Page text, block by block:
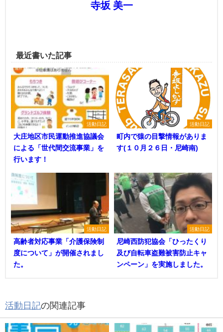
寺坂 美一
最近書いた記事
活動日記
大庄地区市民運動推進協議会
による「世代間交流事業」を
行います！
活動日記
町内で猿の目撃情報がありま
す(１０月２６日・尼崎南)
活動日記
高齢者対応事業「介護保険制
度について」が開催されまし
た。
活動日記
尼崎西防犯協会「ひったくり
及び自転車盗難被害防止キャ
ンペーン」を実施しました。
活動日記の関連記事